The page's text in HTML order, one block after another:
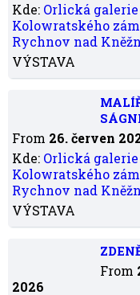
Kde: Orlická
Kolowratského
Rychnov nad
VÝSTAVA
From 26. červen
Kde: Orlická
Kolowratského
Rychnov nad
VÝSTAVA
From
2026